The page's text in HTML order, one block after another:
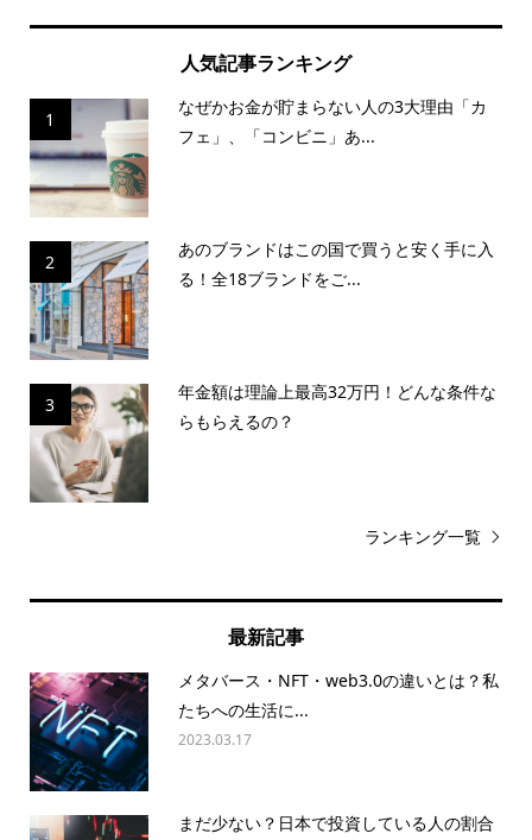
人気記事ランキング
1
なぜかお金が貯まらない人の3大理由「カ
フェ」、「コンビニ」あ...
2
あのブランドはこの国で買うと安く手に入
る！全18ブランドをご...
3
年金額は理論上最高32万円！どんな条件な
らもらえるの？
ランキング一覧
最新記事
メタバース・NFT・web3.0の違いとは？私
たちへの生活に...
2023.03.17
まだ少ない？日本で投資している人の割合